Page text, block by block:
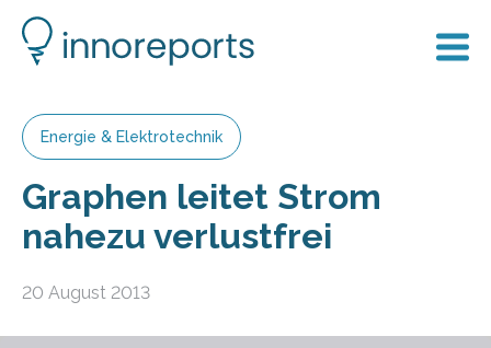
Energie & Elektrotechnik
Graphen leitet Strom
nahezu verlustfrei
20 August 2013